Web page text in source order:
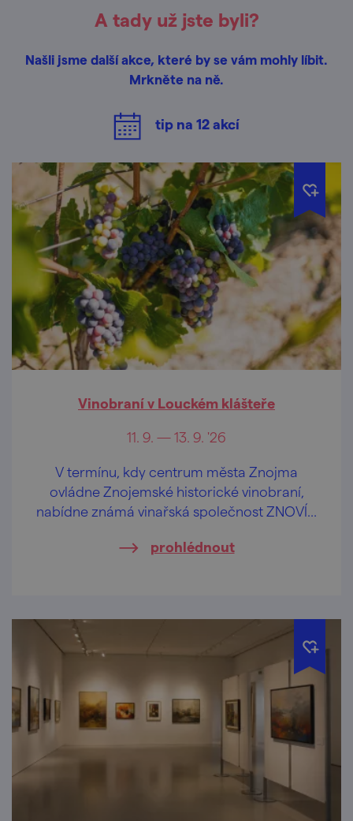
A tady už jste byli?
Našli jsme další akce, které by se vám mohly líbit.
Mrkněte na ně.
tip na 12akcí
Vinobraní v Louckém klášteře
11. 9. — 13. 9. '26
V termínu, kdy centrum města Znojma
ovládne Znojemské historické vinobraní,
nabídne známá vinařská společnost ZNOVÍN
Louckého kláštera.
prohlédnout